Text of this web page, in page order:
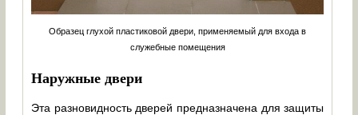
Образец глухой пластиковой двери, применяемый для входа в
служебные помещения
Наружные двери
Эта разновидность дверей предназначена для защиты